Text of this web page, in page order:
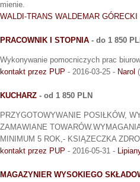
mienie.
WALDI-TRANS WALDEMAR GÓRECKI
PRACOWNIK I STOPNIA - do 1 850
Wykonywanie pomocniczych prac
kontakt przez PUP - 2016-03-25 - Narol (
KUCHARZ - od 1 850 PLN
PRZYGOTOWYWANIE POSIŁKÓW,
ZAMAWIANE
MINIMUM 5 ROK,- KSIĄZECZKA
kontakt przez PUP - 2016-05-31 -
MAGAZYNIER WYSOKIEGO